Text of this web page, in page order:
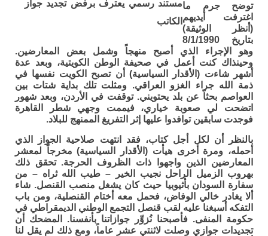
مستند رسمي يعترف برفض تجديد جواز
الكاتب
توضح جرم ما
اغترفت أيديهم
(أنظر الوثيقة)
بتاريخ 8/1/1990
وهو الإجراء الذي أصبح منهجاً وشمل بعض المعارضين.
وحينذاك كنت أعمل في صحيفة الوطن الكويتية، وبعد عدة
أشهر شاءت (الأقدار السياسية) أن تصبح الكويت نفسها في
ذمة الله جراء الغزو العراقي. ومثلت تلك بداية شتات بين
العواصم بحثاً عن بلد يحتويني. توقفت في الأردن، وبعد شهور
اتضحت لي صعوبة خياري، فيممت وجهي شطر القاهرة
فوجدت سابقين توافدوا عليها إثر التفريغ الممنهج للبلاد.
بالنظر أن لكل أجل كتاب، فقد انتهت صلاحية الجواز الذي
أحمله، ومرة أخرى هيأت (الأقدار السياسية) مخرجاً لمعشر
المعارضين الذين واجهوا ذات الظروف الحرجة. تحقق ذلك
بهروب الزميل الراحل نجيب الخير – طيب الله ثراه – من
سفارة السودان بأثيوبيا حيث كان يشغل منصب القنصل. شاء
ألا يغادر خالي الوفاض، فحمل معه أختام القنصلية، ومن باب
التفكه أسبغنا عليه لقب قنصل التجمع الوطني الديمقراطي في
حكومة المنفى. فأصبحنا نُزوِّر جوازاتنا بأنفسنا. المضحك أن
تجديدات جوازي وصلت لاثنتي عشر عاماً، ومع ذلك لم يقل لنا